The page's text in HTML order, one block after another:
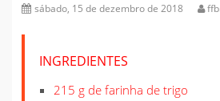
sábado, 15 de dezembro de 2018
INGREDIENTES
215 g de farinha de trigo